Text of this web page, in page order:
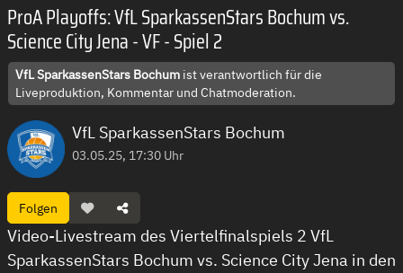
ProA Playoffs: VfL SparkassenStars Bochum vs.
Science City Jena - VF - Spiel 2
VfL SparkassenStars Bochum ist verantwortlich für die
Liveproduktion, Kommentar und Chatmoderation.
VfL SparkassenStars Bochum
03.05.25, 17:30 Uhr
Folgen
Video-Livestream des Viertelfinalspiels 2 VfL
SparkassenStars Bochum vs. Science City Jena in den